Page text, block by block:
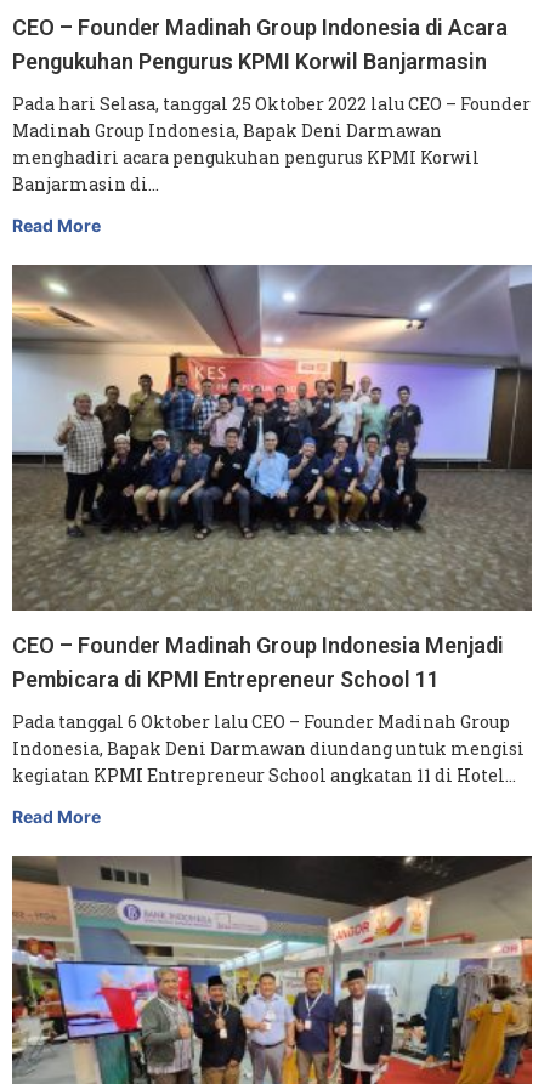
CEO – Founder Madinah Group Indonesia di Acara
Pengukuhan Pengurus KPMI Korwil Banjarmasin
Pada hari Selasa, tanggal 25 Oktober 2022 lalu CEO – Founder
Madinah Group Indonesia, Bapak Deni Darmawan
menghadiri acara pengukuhan pengurus KPMI Korwil
Banjarmasin di…
Read More
CEO – Founder Madinah Group Indonesia Menjadi
Pembicara di KPMI Entrepreneur School 11
Pada tanggal 6 Oktober lalu CEO – Founder Madinah Group
Indonesia, Bapak Deni Darmawan diundang untuk mengisi
kegiatan KPMI Entrepreneur School angkatan 11 di Hotel…
Read More